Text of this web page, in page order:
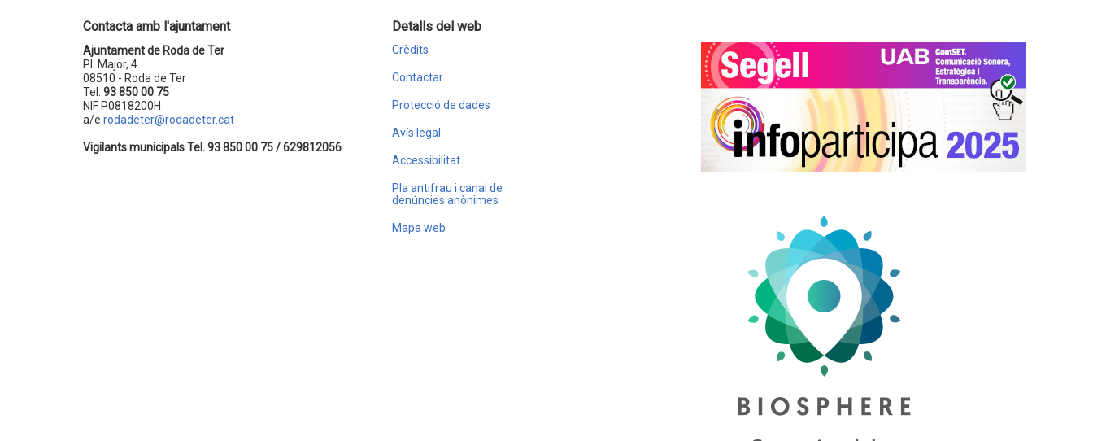
Contacta amb l'ajuntament
Ajuntament de Roda de Ter
Pl. Major, 4
08510 - Roda de Ter
Tel. 93 850 00 75
NIF P0818200H
a/e rodadeter@rodadeter.cat
Vigilants municipals Tel. 93 850 00 75 / 629812056
Detalls del web
Crèdits
Contactar
Protecció de dades
Avís legal
Accessibilitat
Pla antifrau i canal de
denúncies anònimes
Mapa web